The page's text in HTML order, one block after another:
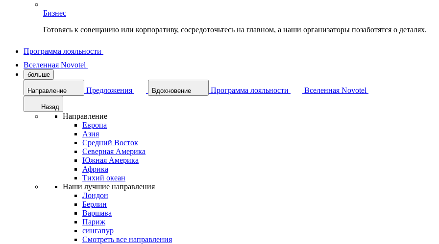
Бизнес
Готовясь к совещанию или корпоративу, сосредоточьтесь на главном, а наши организаторы позаботятся о деталях.
Программа лояльности
Вселенная Novotel
больше
Направление Предложения Вдохновение Программа лояльности Вселенная Novotel
Назад
Направление
Европа
Азия
Средний Восток
Северная Америка
Южная Америка
Африка
Тихий океан
Наши лучшие направления
Лондон
Берлин
Варшава
Париж
сингапур
Смотреть все направления